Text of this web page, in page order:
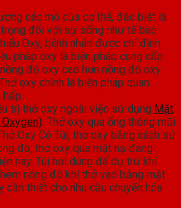
các mô của cơ thể, đặc biệt là
đối với sự sống như tế bào
Oxy, bệnh nhân được chỉ định
pháp oxy là biện pháp cung cấp
độ oxy cao hơn nồng độ oxy
oxy chính là biện pháp quan
trị thở oxy ngoài việc sử dụng Mặt
: Thở oxy qua ống thông mũi
Oxy Có Túi, thở oxy bằng cách sử
đó, thở oxy qua mặt nạ đang
nay. Túi hơi dùng để dự trữ khí
nồng độ khí thở vào bằng mặt
thiết cho nhu cầu chuyển hóa